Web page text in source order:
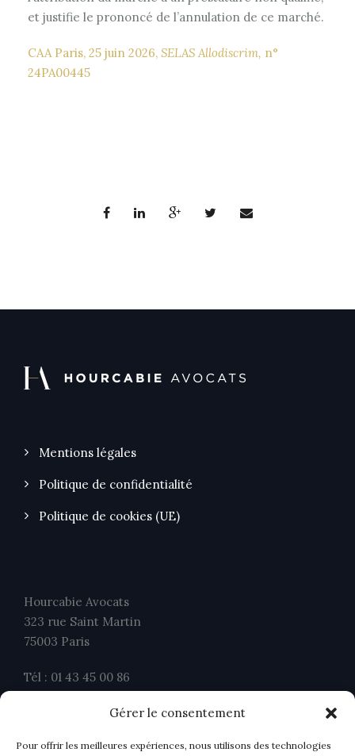
Gérer le consentement
Pour offrir les meilleures expériences, nous utilisons des technologies
et justifie le prononcé de l’annulation de ce marché.
CAA Paris, 25 juin 2026, SELAS Allodiscrim, n°
24PA00445
Mentions légales
Politique de confidentialité
Politique de cookies (UE)
Hourcabie Avocats
323 rue Saint Martin
75003 Paris
Tél : 01 43 45 00 86
contact@ahavocats.fr